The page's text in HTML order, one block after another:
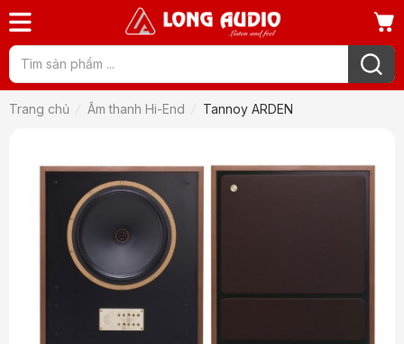
Trang chủ Âm thanh Hi-End Tannoy ARDEN